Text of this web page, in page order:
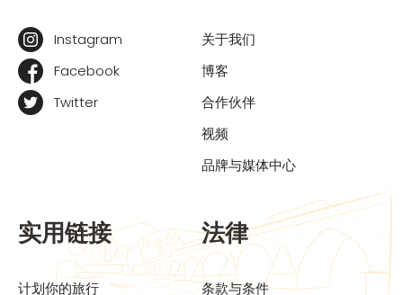
Instagram
Facebook
Twitter
关于我们
博客
合作伙伴
视频
品牌与媒体中心
实用链接
计划你的旅行
法律
条款与条件